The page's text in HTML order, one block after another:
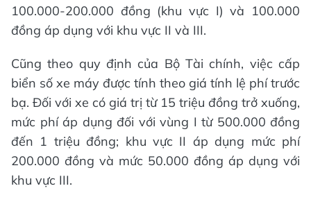
100.000-200.000 đồng (khu vực I) và 100.000
đồng áp dụng với khu vực II và III.
Cũng theo quy định của Bộ Tài chính, việc cấp
biển số xe máy được tính theo giá tính lệ phí trước
bạ. Đối với xe có giá trị từ 15 triệu đồng trở xuống,
mức phí áp dụng đối với vùng I từ 500.000 đồng
đến 1 triệu đồng; khu vực II áp dụng mức phí
200.000 đồng và mức 50.000 đồng áp dụng với
khu vực III.